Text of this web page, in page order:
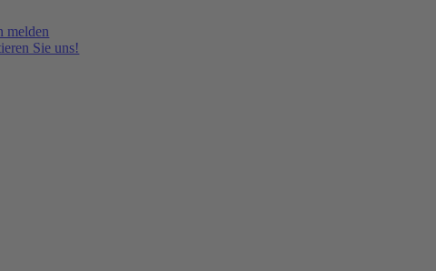
melden
Sie uns!